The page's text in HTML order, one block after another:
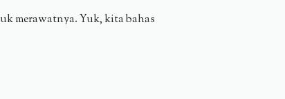
merawatnya. Yuk, kita bahas